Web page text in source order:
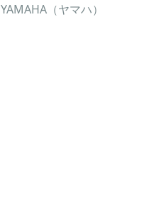
YAMAHA（ヤマハ）